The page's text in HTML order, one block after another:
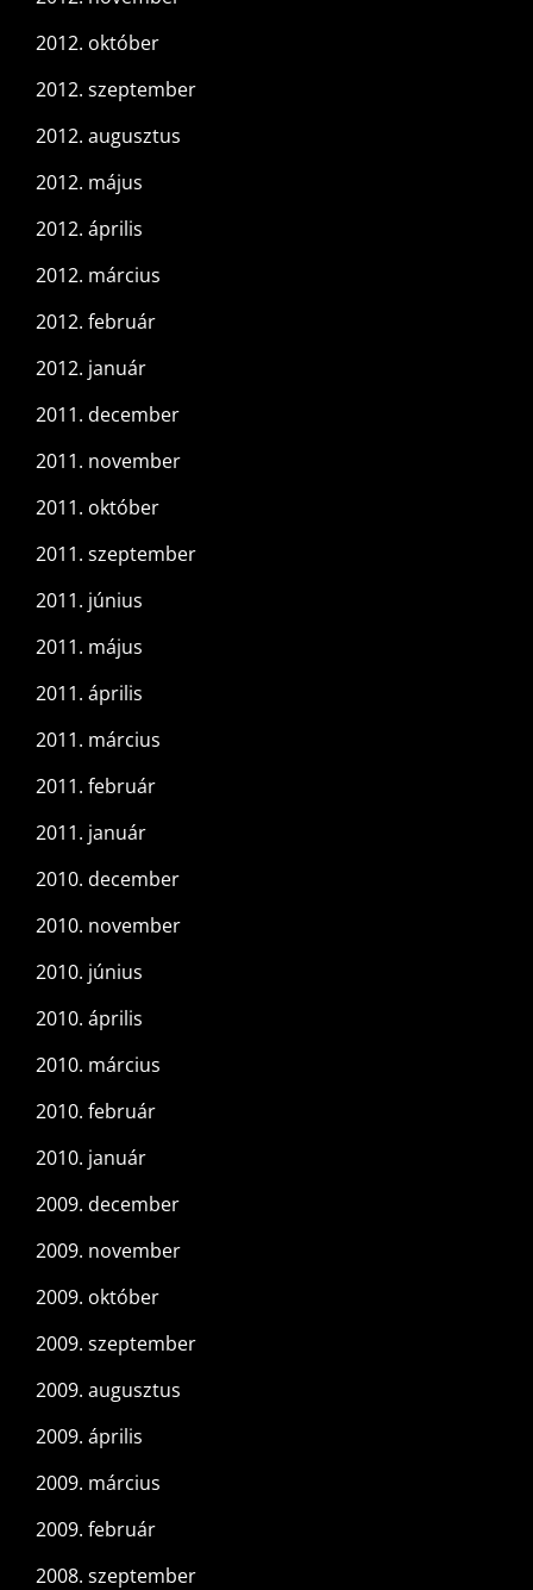
2012. október
2012. szeptember
2012. augusztus
2012. május
2012. április
2012. március
2012. február
2012. január
2011. december
2011. november
2011. október
2011. szeptember
2011. június
2011. május
2011. április
2011. március
2011. február
2011. január
2010. december
2010. november
2010. június
2010. április
2010. március
2010. február
2010. január
2009. december
2009. november
2009. október
2009. szeptember
2009. augusztus
2009. április
2009. március
2009. február
2008. szeptember